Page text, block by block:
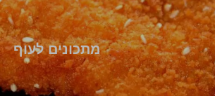
מתכונים לעוף